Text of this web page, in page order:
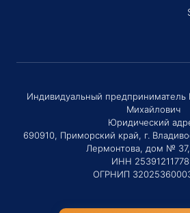
Индивидуальный предприниматель
Михайлович
Юридический
690910, Приморский край, г.
Лермонтова, дом № 37,
ИНН
ОГРНИП